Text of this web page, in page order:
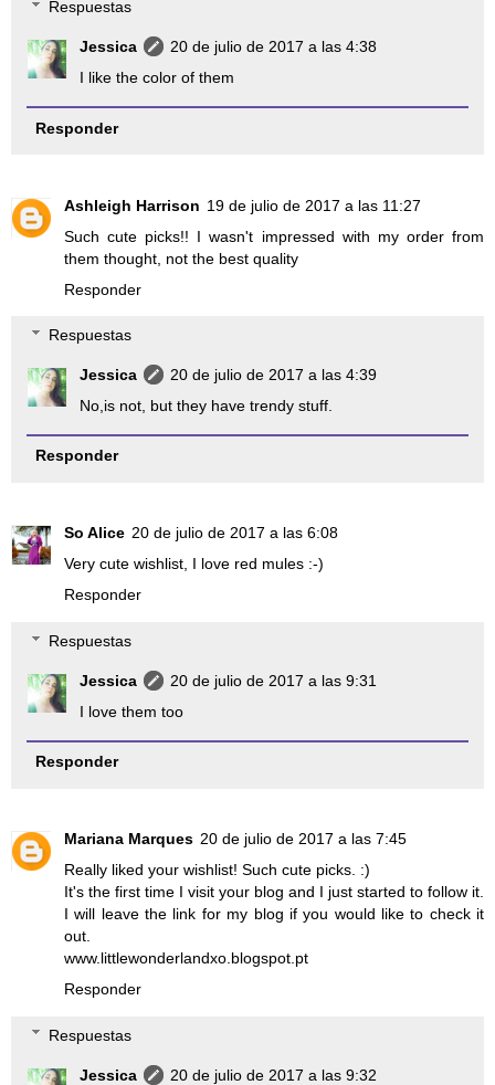
Respuestas
Jessica
20 de julio de 2017 a las 4:38
I like the color of them
Responder
Ashleigh Harrison 19 de julio de 2017 a las 11:27
Such cute picks!! I wasn't impressed with my order from
them thought, not the best quality
Responder
Respuestas
Jessica
20 de julio de 2017 a las 4:39
No,is not, but they have trendy stuff.
Responder
So Alice 20 de julio de 2017 a las 6:08
Very cute wishlist, I love red mules :-)
Responder
Respuestas
Jessica
20 de julio de 2017 a las 9:31
I love them too
Responder
Mariana Marques 20 de julio de 2017 a las 7:45
Really liked your wishlist! Such cute picks. :)
It's the first time I visit your blog and I just started to follow it.
I will leave the link for my blog if you would like to check it
out.
www.littlewonderlandxo.blogspot.pt
Responder
Respuestas
Jessica
20 de julio de 2017 a las 9:32